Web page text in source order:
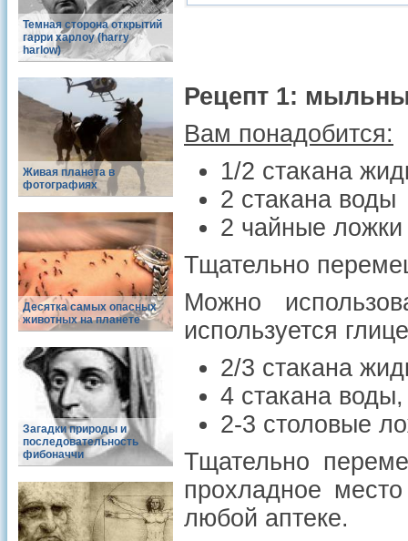
Темная сторона открытий
гарри харлоу (harry
harlow)
Живая планета в
фотографиях
Десятка самых опасных
животных на планете
Загадки природы и
последовательность
фибоначчи
Рецепт 1:
Вам понадобится:
1/2 стакана
2 стакана воды
2 чайные ложки
Тщательно
Можно
используется
2/3 стакана
4 стакана воды,
2-3 столовые
Тщательно
прохладное
любой аптеке.